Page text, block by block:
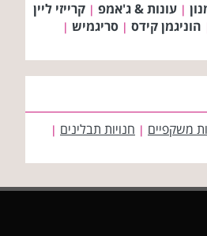
| עונות & ג'אמפ | קרייזי ליין
הוניגמן קידס | סריגמיש |
משקפיים | חנויות תבלינים |